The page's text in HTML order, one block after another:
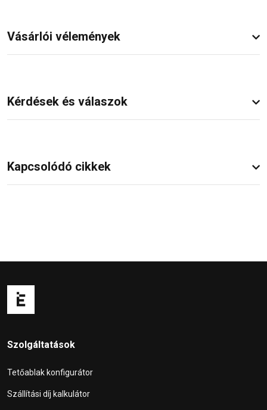
Vásárlói vélemények
Kérdések és válaszok
Kapcsolódó cikkek
Szolgáltatások
Tetőablak konfigurátor
Szállítási díj kalkulátor